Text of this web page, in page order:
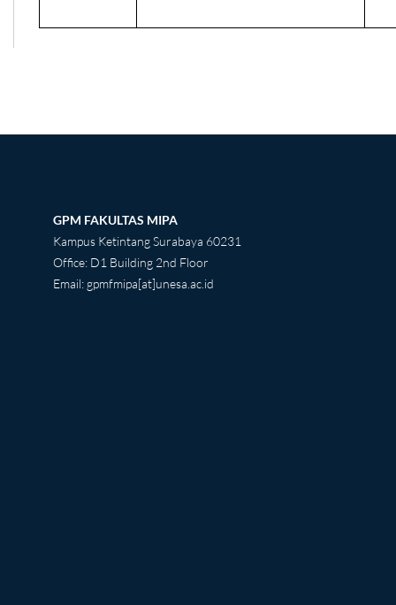
GPM FAKULTAS MIPA
Kampus Ketintang Surabaya 60231
Office: D1 Building 2nd Floor
Email: gpmfmipa[at]unesa.ac.id